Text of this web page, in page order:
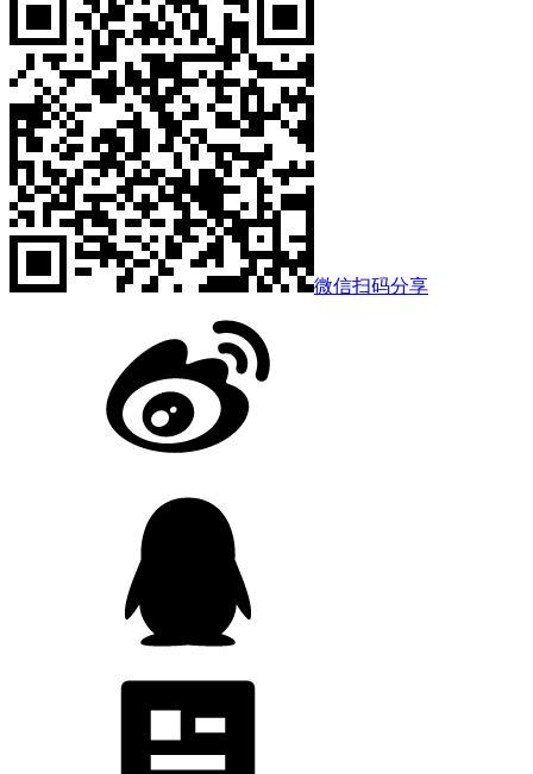
微信扫码分享